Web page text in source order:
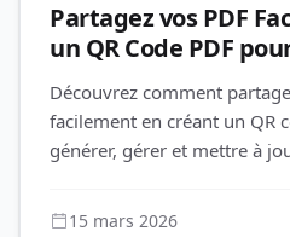
Partagez vos PDF
un QR Code PDF
Découvrez comment
facilement en créant un QR
générer, gérer et mettre à
15 mars 2026